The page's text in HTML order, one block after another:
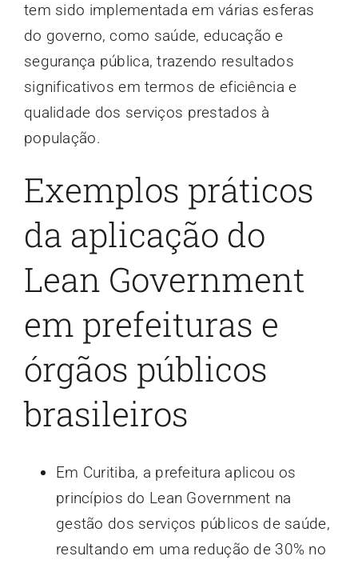
tem sido implementada em várias esferas
do governo, como saúde, educação e
segurança pública, trazendo resultados
significativos em termos de eficiência e
qualidade dos serviços prestados à
população.
Exemplos práticos
da aplicação do
Lean Government
em prefeituras e
órgãos públicos
brasileiros
Em Curitiba, a prefeitura aplicou os
princípios do Lean Government na
gestão dos serviços públicos de saúde,
resultando em uma redução de 30% no